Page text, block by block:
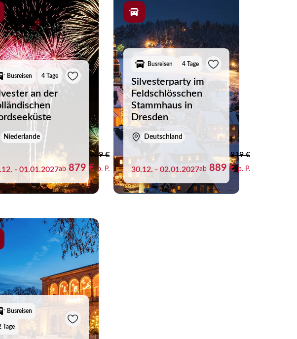
Merkliste schliessen
Busreisen 4 Tage
an der
Niederlande
- 01.01.2027
909 €
ab 879 €p. P.
Busreisen 4 Tage
Silvesterparty im
Feldschlösschen
Stammhaus in
Dresden
Deutschland
30.12. - 02.01.2027
919 €
ab 889 € p. P.
Busreisen
Tage